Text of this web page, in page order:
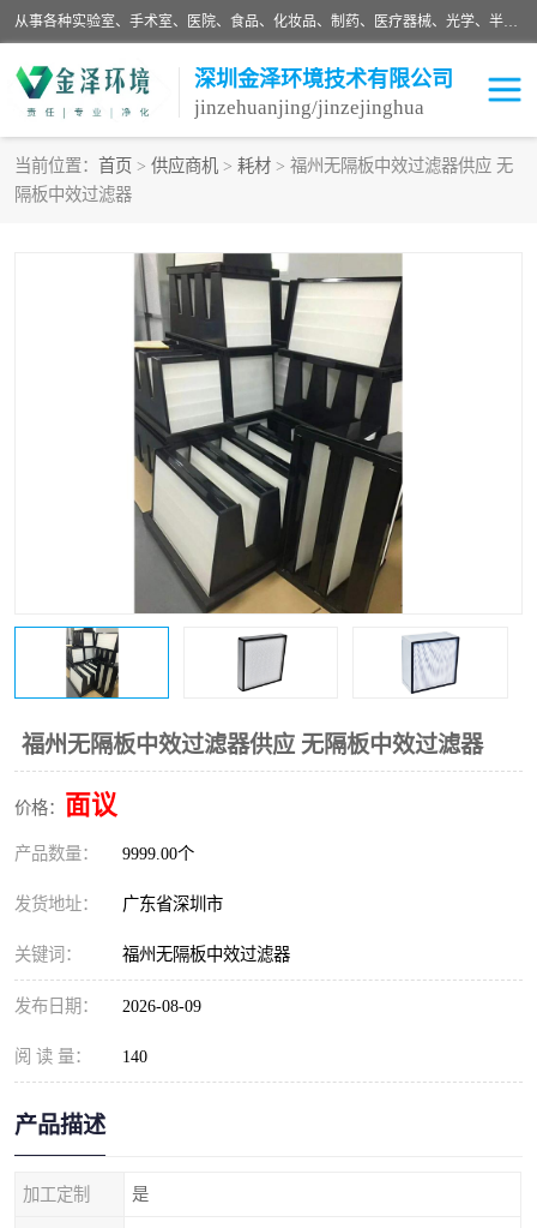
从事各种实验室、手术室、医院、食品、化妆品、制药、医疗器械、光学、半导体、精密电子等无尘车间行业的洁净车间装修设计、净化设备、恒温恒湿空调的设计制作与安装、净化系统工程项目施工及其技术支持服务。
深圳金泽环境技术有限公司
jinzehuanjing/jinzejinghua
当前位置： 首页 > 供应商机 > 耗材 > 福州无隔板中效过滤器供应 无
隔板中效过滤器
福州无隔板中效过滤器供应 无隔板中效过滤器
价格： 面议
产品数量： 9999.00个
发货地址： 广东省深圳市
关键词： 福州无隔板中效过滤器
发布日期： 2026-08-09
阅 读 量： 140
产品描述
加工定制 是
耗材
GMP车间净化
医药车间净化 生命工程
食品饮料
光电车间
恒温恒湿净化空调 过滤器
百级